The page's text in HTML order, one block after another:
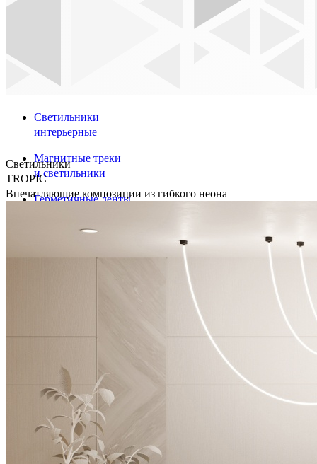
Светильники
интерьерные
Магнитные треки
и светильники
Герметичные ленты
Светильники
TROPIC
Впечатляющие композиции из гибкого неона